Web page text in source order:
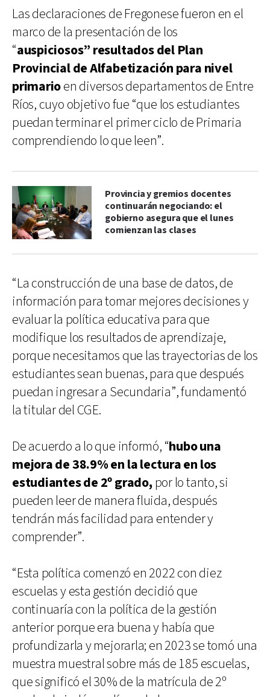
Las declaraciones de Fregonese fueron en el
marco de la presentación de los
“auspiciosos” resultados del Plan
Provincial de Alfabetización para nivel
primarioen diversos departamentos de Entre
Ríos, cuyo objetivo fue “que los estudiantes
puedan terminar el primer ciclo de Primaria
comprendiendo lo que leen”.
Provincia y gremios docentes
continuarán negociando: el
gobierno asegura que el lunes
comienzan las clases
“La construcción de una base de datos, de
información para tomar mejores decisiones y
evaluar la política educativa para que
modifique los resultados de aprendizaje,
porque necesitamos que las trayectorias de los
estudiantes sean buenas, para que después
puedan ingresar a Secundaria”, fundamentó
la titular del CGE.
De acuerdo a lo que informó, “hubo una
mejora de 38.9% en la lectura en los
estudiantes de 2º grado,por lo tanto, si
pueden leer de manera fluida, después
tendrán más facilidad para entender y
comprender”.
“Esta política comenzó en 2022 con diez
escuelas y esta gestión decidió que
continuaría con la política de la gestión
anterior porque era buena y había que
profundizarla y mejorarla; en 2023 se tomó una
muestra muestral sobre más de 185 escuelas,
que significó el 30% de la matrícula de 2º